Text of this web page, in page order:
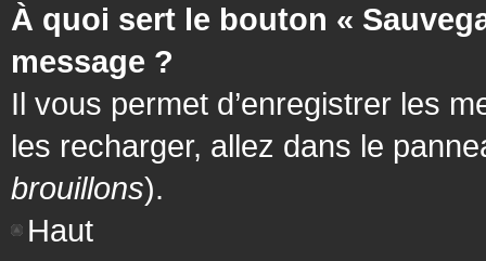
À quoi sert le bouton «
message ?
Il vous permet d’enregistrer les
les recharger, allez dans le
brouillons).
Haut